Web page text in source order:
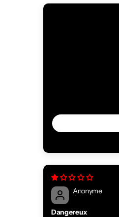
Anonyme
Dangereux